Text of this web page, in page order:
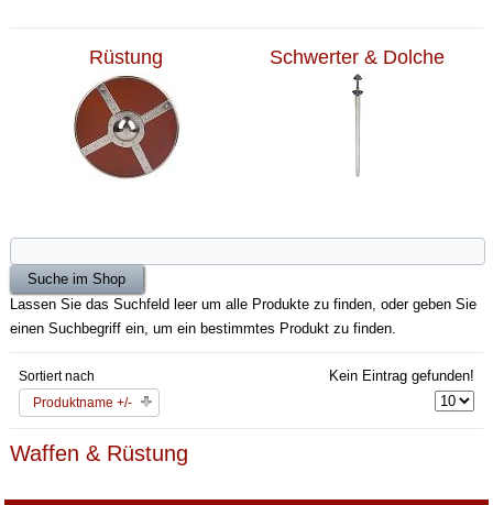
Rüstung Schwerter & Dolche
Lassen Sie das Suchfeld leer um alle Produkte zu finden, oder geben Sie
einen Suchbegriff ein, um ein bestimmtes Produkt zu finden.
Sortiert nach
Produktname +/-
Kein Eintrag gefunden!
Waffen & Rüstung